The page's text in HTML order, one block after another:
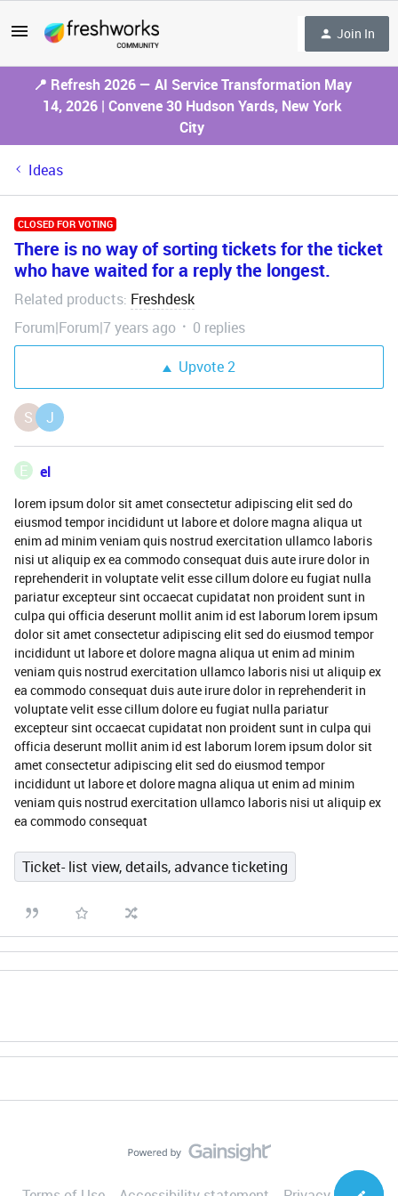
Join In
📍 Refresh 2026 — AI Service Transformation May
14, 2026 | Convene 30 Hudson Yards, New York
City
Ideas
CLOSED FOR VOTING
There is no way of sorting tickets for the ticket
who have waited for a reply the longest.
Related products: Freshdesk
Forum|Forum|7 years ago
0 replies
Upvote2
S J
E el
lorem ipsum dolor sit amet consectetur adipiscing elit sed do
eiusmod tempor incididunt ut labore et dolore magna aliqua ut
enim ad minim veniam quis nostrud exercitation ullamco laboris
nisi ut aliquip ex ea commodo consequat duis aute irure dolor in
reprehenderit in voluptate velit esse cillum dolore eu fugiat nulla
pariatur excepteur sint occaecat cupidatat non proident sunt in
culpa qui officia deserunt mollit anim id est laborum lorem ipsum
dolor sit amet consectetur adipiscing elit sed do eiusmod tempor
incididunt ut labore et dolore magna aliqua ut enim ad minim
veniam quis nostrud exercitation ullamco laboris nisi ut aliquip ex
ea commodo consequat duis aute irure dolor in reprehenderit in
voluptate velit esse cillum dolore eu fugiat nulla pariatur
excepteur sint occaecat cupidatat non proident sunt in culpa qui
officia deserunt mollit anim id est laborum lorem ipsum dolor sit
amet consectetur adipiscing elit sed do eiusmod tempor
incididunt ut labore et dolore magna aliqua ut enim ad minim
veniam quis nostrud exercitation ullamco laboris nisi ut aliquip ex
ea commodo consequat
Ticket- list view, details, advance ticketing